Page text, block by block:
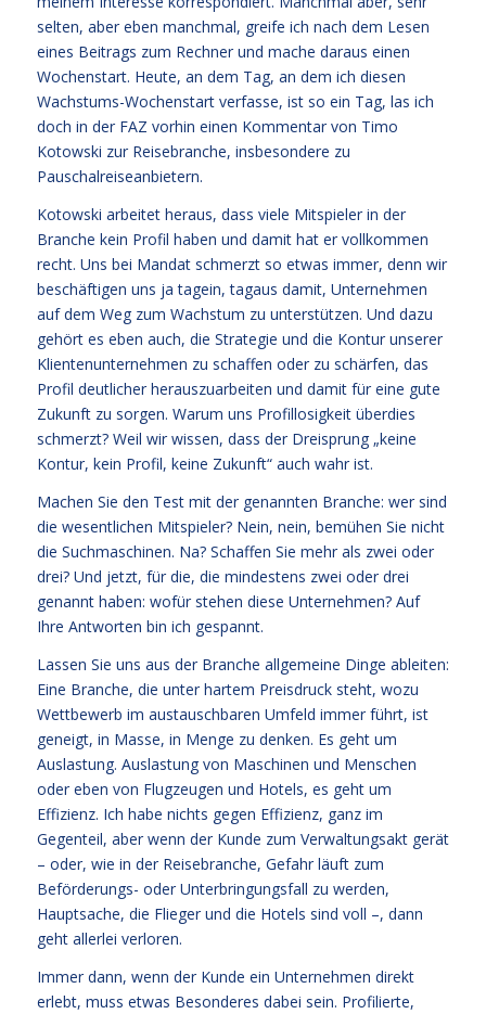
selten, aber eben manchmal, greife ich nach dem Lesen
eines Beitrags zum Rechner und mache daraus einen
Wochenstart. Heute, an dem Tag, an dem ich diesen
Wachstums-Wochenstart verfasse, ist so ein Tag, las ich
doch in der FAZ vorhin einen Kommentar von Timo
Kotowski zur Reisebranche, insbesondere zu
Pauschalreiseanbietern.
Kotowski arbeitet heraus, dass viele Mitspieler in der
Branche kein Profil haben und damit hat er vollkommen
recht. Uns bei Mandat schmerzt so etwas immer, denn wir
beschäftigen uns ja tagein, tagaus damit, Unternehmen
auf dem Weg zum Wachstum zu unterstützen. Und dazu
gehört es eben auch, die Strategie und die Kontur unserer
Klientenunternehmen zu schaffen oder zu schärfen, das
Profil deutlicher herauszuarbeiten und damit für eine gute
Zukunft zu sorgen. Warum uns Profillosigkeit überdies
schmerzt? Weil wir wissen, dass der Dreisprung „keine
Kontur, kein Profil, keine Zukunft“ auch wahr ist.
Machen Sie den Test mit der genannten Branche: wer sind
die wesentlichen Mitspieler? Nein, nein, bemühen Sie nicht
die Suchmaschinen. Na? Schaffen Sie mehr als zwei oder
drei? Und jetzt, für die, die mindestens zwei oder drei
genannt haben: wofür stehen diese Unternehmen? Auf
Ihre Antworten bin ich gespannt.
Lassen Sie uns aus der Branche allgemeine Dinge ableiten:
Eine Branche, die unter hartem Preisdruck steht, wozu
Wettbewerb im austauschbaren Umfeld immer führt, ist
geneigt, in Masse, in Menge zu denken. Es geht um
Auslastung. Auslastung von Maschinen und Menschen
oder eben von Flugzeugen und Hotels, es geht um
Effizienz. Ich habe nichts gegen Effizienz, ganz im
Gegenteil, aber wenn der Kunde zum Verwaltungsakt gerät
– oder, wie in der Reisebranche, Gefahr läuft zum
Beförderungs- oder Unterbringungsfall zu werden,
Hauptsache, die Flieger und die Hotels sind voll –, dann
geht allerlei verloren.
Immer dann, wenn der Kunde ein Unternehmen direkt
erlebt, muss etwas Besonderes dabei sein. Profilierte,